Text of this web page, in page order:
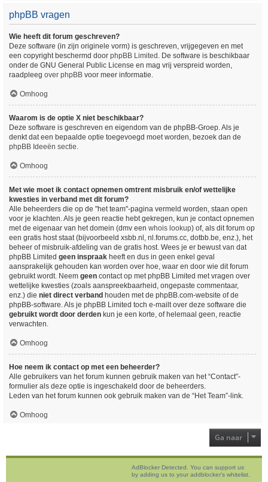
phpBB vragen
Wie heeft dit forum geschreven?
Deze software (in zijn originele vorm) is geschreven, vrijgegeven en met
een copyright beschermd door phpBB Limited . De software is beschikbaar
onder de GNU General Public License en mag vrij verspreid worden,
raadpleeg over phpBB voor meer informatie.
Omhoog
Waarom is de optie X niet beschikbaar?
Deze software is geschreven en eigendom van de phpBB-Groep. Als je
denkt dat een bepaalde optie toegevoegd moet worden, bezoek dan de
phpBB Ideeën sectie.
Omhoog
Met wie moet ik contact opnemen omtrent misbruik en/of wettelijke
kwesties in verband met dit forum?
Alle beheerders die op de "het team"-pagina vermeld worden, staan open
voor je klachten. Als je geen reactie hebt gekregen, kun je contact opnemen
met de eigenaar van het domein (dmv een whois lookup) of, als dit forum op
een gratis host staat (bijvoorbeeld xsbb.nl, nl.forums.cc, dotbb.be, enz.), het
beheer of misbruik-afdeling van de gratis host. Wees je er bewust van dat
phpBB Limited geen inspraak heeft en dus in geen enkel geval
aansprakelijk gehouden kan worden over hoe, waar en door wie dit forum
gebruikt wordt. Neem geen contact op met phpBB Limited met vragen over
wettelijke kwesties (zoals aanspreekbaarheid, ongepaste commentaar,
enz.) die niet direct verband houden met de phpBB.com-website of de
phpBB-software. Als je phpBB Limited toch e-mailt over deze software die
gebruikt wordt door derden kun je een korte, of helemaal geen, reactie
verwachten.
Omhoog
Hoe neem ik contact op met een beheerder?
Alle gebruikers van het forum kunnen gebruik maken van het “Contact”-
formulier als deze optie is ingeschakeld door de beheerders.
Leden van het forum kunnen ook gebruik maken van de “Het Team”-link.
Omhoog
Ga naar
AdBlocker Detected. You can support us
by adding us to your addblocker's whitelist.